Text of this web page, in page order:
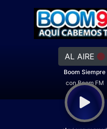
AL AIRE
Boom Siempre
con Boom FM